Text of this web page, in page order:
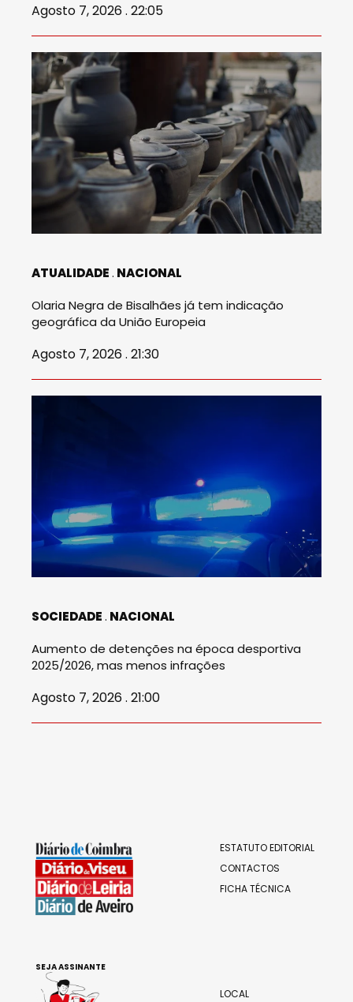
Agosto 7, 2026 . 22:05
ATUALIDADE NACIONAL
Olaria Negra de Bisalhães já tem indicação
geográfica da União Europeia
Agosto 7, 2026 . 21:30
SOCIEDADE NACIONAL
Aumento de detenções na época desportiva
2025/2026, mas menos infrações
Agosto 7, 2026 . 21:00
ESTATUTO EDITORIAL
CONTACTOS
FICHA TÉCNICA
LOCAL
SEJA ASSINANTE